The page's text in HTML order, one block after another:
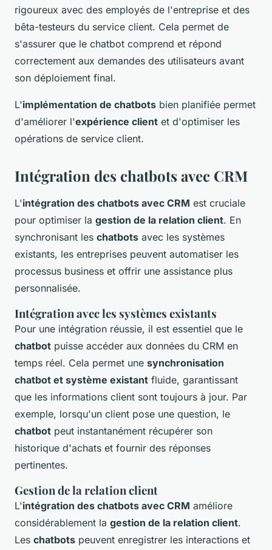
rigoureux avec des employés de l'entreprise et des
bêta-testeurs du service client. Cela permet de
s'assurer que le chatbot comprend et répond
correctement aux demandes des utilisateurs avant
son déploiement final.
L'implémentation de chatbots bien planifiée permet
d'améliorer l'expérience client et d'optimiser les
opérations de service client.
Intégration des chatbots avec CRM
L'intégration des chatbots avec CRM est cruciale
pour optimiser la gestion de la relation client. En
synchronisant les chatbots avec les systèmes
existants, les entreprises peuvent automatiser les
processus business et offrir une assistance plus
personnalisée.
Intégration avec les systèmes existants
Pour une intégration réussie, il est essentiel que le
chatbot puisse accéder aux données du CRM en
temps réel. Cela permet une synchronisation
chatbot et système existant fluide, garantissant
que les informations client sont toujours à jour. Par
exemple, lorsqu'un client pose une question, le
chatbot peut instantanément récupérer son
historique d'achats et fournir des réponses
pertinentes.
Gestion de la relation client
L'intégration des chatbots avec CRM améliore
considérablement la gestion de la relation client.
Les chatbots peuvent enregistrer les interactions et